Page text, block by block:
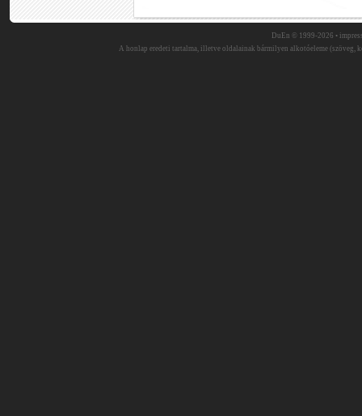
DuEn © 1999-2026 •
A honlap eredeti tartalma, illetve oldalainak bármilyen alkotóeleme (szöveg,